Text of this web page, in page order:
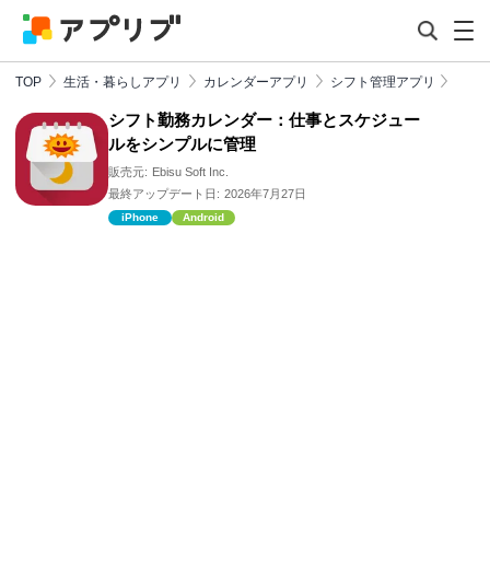
TOP 生活・暮らしアプリ カレンダーアプリ シフト管理アプリ
シフト勤務カレンダー：仕事とスケジュー
ルをシンプルに管理
販売元: Ebisu Soft Inc.
最終アップデート日: 2026年7月27日
iPhone Android